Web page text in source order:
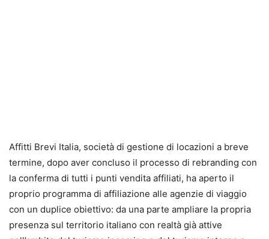
Affitti Brevi Italia, società di gestione di locazioni a breve
termine, dopo aver concluso il processo di rebranding con
la conferma di tutti i punti vendita affiliati, ha aperto il
proprio programma di affiliazione alle agenzie di viaggio
con un duplice obiettivo: da una parte ampliare la propria
presenza sul territorio italiano con realtà già attive